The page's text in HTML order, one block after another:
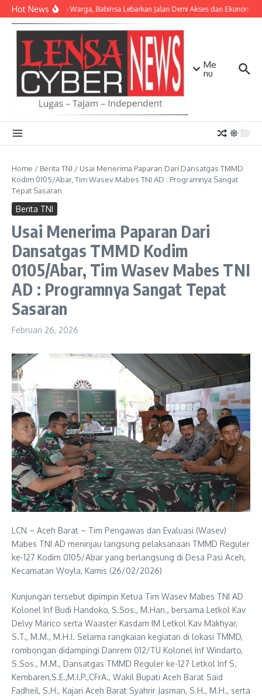
Lewati ke konten
Hot NewsBersama Warga, Babinsa Lebarkan Jalan Demi Akses dan Ekonomi
Me
nu
Home / Berita TNI / Usai Menerima Paparan Dari Dansatgas TMMD
Kodim 0105/Abar, Tim Wasev Mabes TNI AD : Programnya Sangat
Tepat Sasaran
Berita TNI
Usai Menerima Paparan Dari
Dansatgas TMMD Kodim
0105/Abar, Tim Wasev Mabes TNI
AD : Programnya Sangat Tepat
Sasaran
Februari 26, 2026
LCN – Aceh Barat – Tim Pengawas dan Evaluasi (Wasev)
Mabes TNI AD meninjau langsung pelaksanaan TMMD Reguler
ke-127 Kodim 0105/Abar yang berlangsung di Desa Pasi Aceh,
Kecamatan Woyla, Kamis (26/02/2026)
Kunjungan tersebut dipimpin Ketua Tim Wasev Mabes TNI AD
Kolonel Inf Budi Handoko, S.Sos., M.Han., bersama Letkol Kav
Delvy Marico serta Waaster Kasdam IM Letkol Kav Makhyar,
S.T., M.M., M.H.I. Selama rangkaian kegiatan di lokasi TMMD,
rombongan didampingi Danrem 012/TU Kolonel Inf Windarto,
S.Sos., M.M., Dansatgas TMMD Reguler ke-127 Letkol Inf S.
Kembaren,S.E.,M.I.P.,CFrA., Wakil Bupati Aceh Barat Said
Fadheil, S.H., Kajari Aceh Barat Syahrir Jasman, S.H., M.H., serta